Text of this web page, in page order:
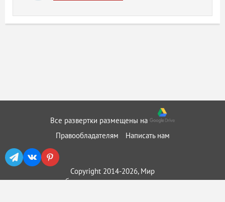
Все развертки размещены на
Правообладателям
Написать нам
Copyright 2014-2026, Мир
бумажного моделирования ::